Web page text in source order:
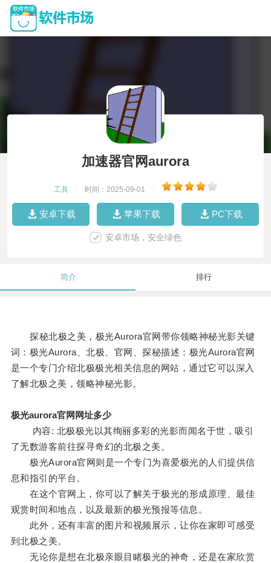
加速器官网aurora
工具 时间：2025-09-01
安卓下载 苹果下载 PC下载
安卓市场，安全绿色
简介 排行
探秘北极之美，极光Aurora官网带你领略神秘光影关键
词：极光Aurora、北极、官网、探秘描述：极光Aurora官网
是一个专门介绍北极极光相关信息的网站，通过它可以深入
了解北极之美，领略神秘光影。
极光aurora官网网址多少
内容: 北极极光以其绚丽多彩的光影而闻名于世，吸引
了无数游客前往探寻奇幻的北极之美。
极光Aurora官网则是一个专门为喜爱极光的人们提供信
息和指引的平台。
在这个官网上，你可以了解关于极光的形成原理、最佳
观赏时间和地点，以及最新的极光预报等信息。
此外，还有丰富的图片和视频展示，让你在家即可感受
到北极之美。
无论你是想在北极亲眼目睹极光的神奇，还是在家欣赏